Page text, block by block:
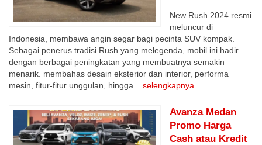
New Rush 2024 resmi
meluncur di
Indonesia, membawa angin segar bagi pecinta SUV kompak.
Sebagai penerus tradisi Rush yang melegenda, mobil ini hadir
dengan berbagai peningkatan yang membuatnya semakin
menarik. membahas desain eksterior dan interior, performa
mesin, fitur-fitur unggulan, hingga... selengkapnya
Avanza Medan
Promo Harga
Cash atau Kredit